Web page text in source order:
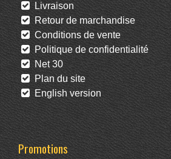
Livraison
Retour de marchandise
Conditions de vente
Politique de confidentialité
Net 30
Plan du site
English version
Promotions